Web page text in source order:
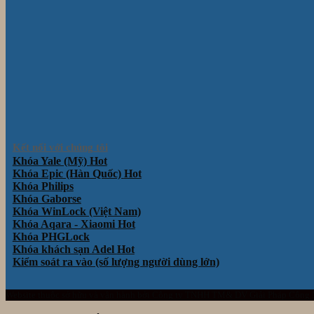
Kết nối với chúng tôi
Khóa Yale (Mỹ)
Khóa Epic (Hàn Quốc)
Khóa Philips
Khóa Gaborse
Khóa WinLock (Việt Nam)
Khóa Aqara - Xiaomi
Khóa PHGLock
Khóa khách sạn Adel
Kiểm soát ra vào (số lượng người dùng lớn)